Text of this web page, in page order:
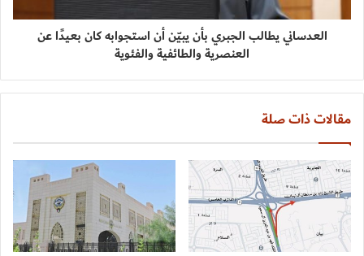
العدساني يطالب الجبري بأن يبيّن أن استجوابه كان بعيدًا عن
العنصرية والطائفية والفئوية
مقالات ذات صلة